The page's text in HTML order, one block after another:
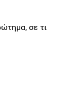
σε τι